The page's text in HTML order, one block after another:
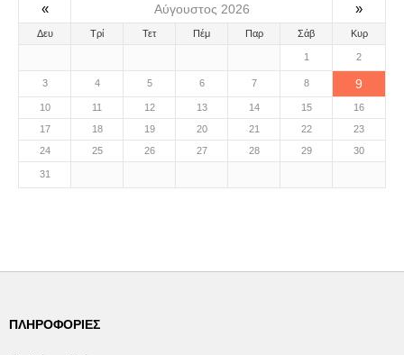
« Αύγουστος 2026 »
Δευ Τρί Τετ Πέμ Παρ Σάβ Κυρ
1 2
3 4 5 6 7 8 9
10 11 12 13 14 15
16
17
18 19 20 21 22
23
24
25 26 27 28 29 30
31
ΠΛΗΡΟΦΟΡΊΕΣ